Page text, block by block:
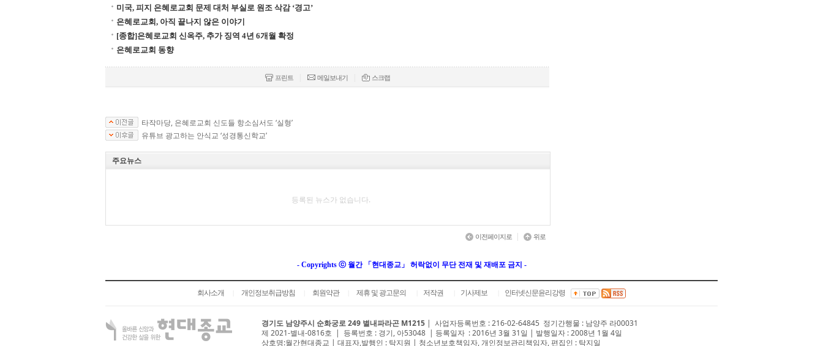
미국, 피지 은혜로교회 문제 대처 부실로 원조 삭감 ‘경고’
은혜로교회, 아직 끝나지 않은 이야기
[종합]은혜로교회 신옥주, 추가 징역 4년 6개월 확정
은혜로교회 동향
프린트 메일보내기 스크랩
타작마당, 은혜로교회 신도들 항소심서도 ‘실형’
유튜브 광고하는 안식교 ‘성경통신학교’
주요뉴스
등록된 뉴스가 없습니다.
이전페이지로 | 위로
- Copyrights ⓒ 월간 「현대종교」 허락없이 무단 전재 및 재배포 금지 -
회사소개 개인정보취급방침 회원약관 제휴 및 광고문의 저작권 기사제보 인터넷신문윤리강령
경기도 남양주시 순화궁로 249 별내파라곤 M1215 | 사업자등록번호 : 216-02-64845 정기간행물 : 남양주 라00031
제 2021-별내-0816호 | 등록번호 : 경기, 아53048 | 등록일자 : 2016년 3월 31일 | 발행일자 : 2008년 1월 4일
상호명:월간현대종교 | 대표자,발행인 : 탁지원 | 청소년보호책임자, 개인정보관리책임자, 편집인 : 탁지일